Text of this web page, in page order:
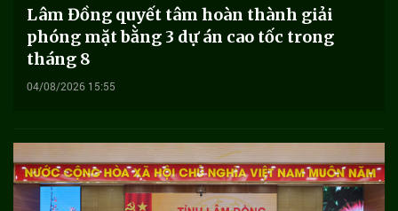
Lâm Đồng quyết tâm hoàn thành giải
phóng mặt bằng 3 dự án cao tốc trong
tháng 8
04/08/2026 15:55